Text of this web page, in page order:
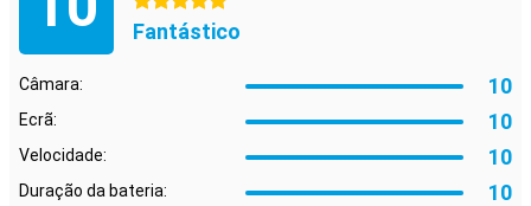
Fantástico
Câmara: 10
Ecrã: 10
Velocidade: 10
Duração da bateria: 10